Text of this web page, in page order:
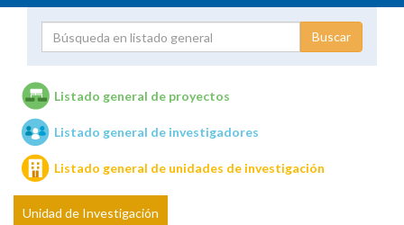
Unidades de investigación
Listado general de proyectos
Listado general de investigadores
Listado general de unidades de investigación
Unidad de Investigación